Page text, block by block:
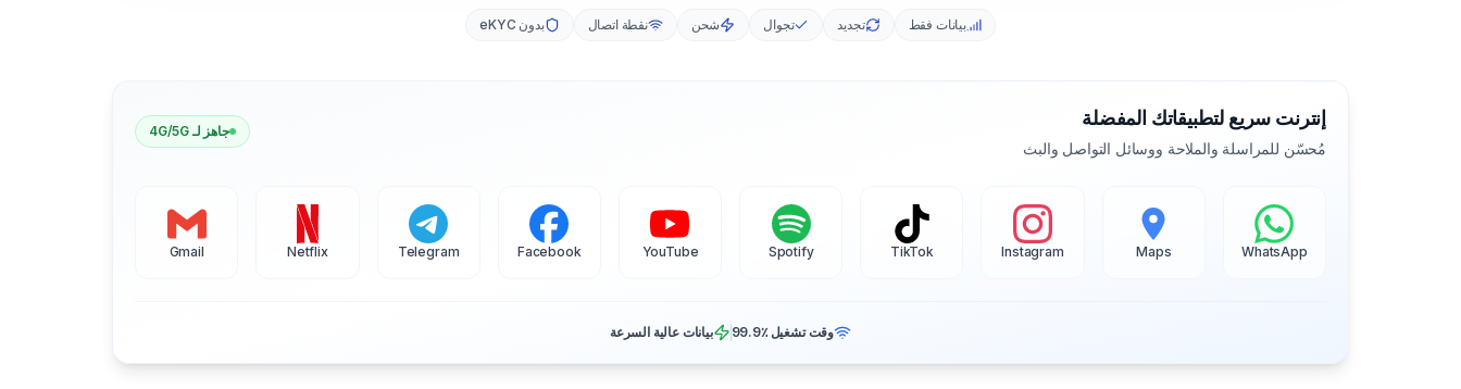
بيانات فقط تجديد تجوال شحن نقطة اتصال بدون eKYC
إنترنت سريع لتطبيقاتك المفضلة
مُحسّن للمراسلة والملاحة ووسائل التواصل والبث
جاهز لـ 4G/5G
WhatsApp
Maps
Instagram
TikTok
Spotify
YouTube
Facebook
Telegram
Netflix
Gmail
وقت تشغيل ‎99.9٪ بيانات عالية السرعة